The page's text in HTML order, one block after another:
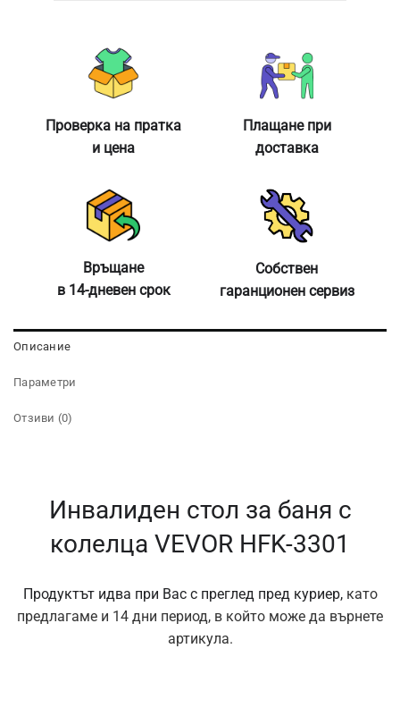
Проверка на пратка
и цена
Плащане при
доставка
Връщане
в 14-дневен срок
Собствен
гаранционен сервиз
Описание
Параметри
Отзиви (0)
Инвалиден стол за баня с
колелца VEVOR HFK-3301
Продуктът идва при Вас с преглед пред куриер, като
предлагаме и 14 дни период, в който може да върнете
артикула.